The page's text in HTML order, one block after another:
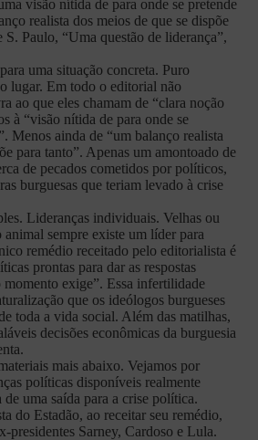
visão nítida de para onde se pretende
realista dos meios de que se dispõe
S. Paulo, “Uma questão de liderança”,
uma situação concreta. Puro
lugar. Em todo o editorial não
ao que eles chamam de “clara noção
à “visão nítida de para onde se
Menos ainda de “um balanço realista
para tanto”. Apenas um amontoado de
de pecados cometidos por políticos,
burguesas que teriam levado à crise
Lideranças individuais. Velhas ou
sempre existe um líder para
remédio receitado pelo editorialista é
prontas para dar as respostas
momento exige”. Essa infertilidade
que os ideólogos burgueses
toda a vida social. Além das matilhas,
decisões econômicas da burguesia
mais abaixo. Vejamos por
políticas disponíveis realmente
uma saída para a crise política.
do Estadão, ao receitar seu remédio,
presidentes Sarney, Cardoso e Lula.